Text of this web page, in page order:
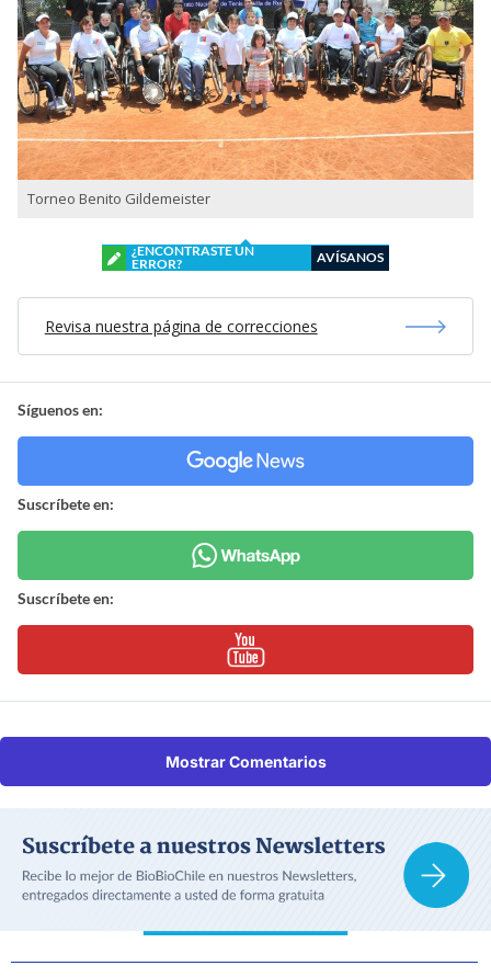
Torneo Benito Gildemeister
¿ENCONTRASTE UN
ERROR?
AVÍSANOS
Revisa nuestra página de correcciones
Síguenos en:
Suscríbete en:
Suscríbete en:
Mostrar Comentarios